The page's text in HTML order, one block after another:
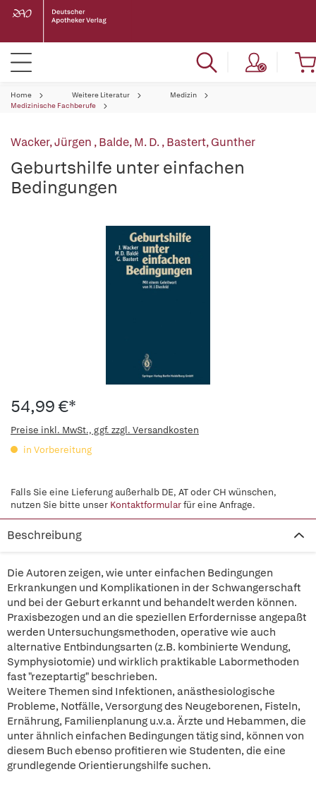
Home Weitere Literatur
Medizin
Medizinische Fachberufe
Wacker, Jürgen ,Balde, M. D.,Bastert, Gunther
Geburtshilfe unter einfachen
Bedingungen
54,99 €*
Preise inkl. MwSt., ggf. zzgl. Versandkosten
in Vorbereitung
Falls Sie eine Lieferung außerhalb DE, AT oder CH wünschen,
nutzen Sie bitte unser Kontaktformularfür eine Anfrage.
Beschreibung
Die Autoren zeigen, wie unter einfachen Bedingungen
Erkrankungen und Komplikationen in der Schwangerschaft
und bei der Geburt erkannt und behandelt werden können.
Praxisbezogen und an die speziellen Erfordernisse angepaßt
werden Untersuchungsmethoden, operative wie auch
alternative Entbindungsarten (z.B. kombinierte Wendung,
Symphysiotomie) und wirklich praktikable Labormethoden
fast "rezeptartig" beschrieben.
Weitere Themen sind Infektionen, anästhesiologische
Probleme, Notfälle, Versorgung des Neugeborenen, Fisteln,
Ernährung, Familienplanung u.v.a. Ärzte und Hebammen, die
unter ähnlich einfachen Bedingungen tätig sind, können von
diesem Buch ebenso profitieren wie Studenten, die eine
grundlegende Orientierungshilfe suchen.